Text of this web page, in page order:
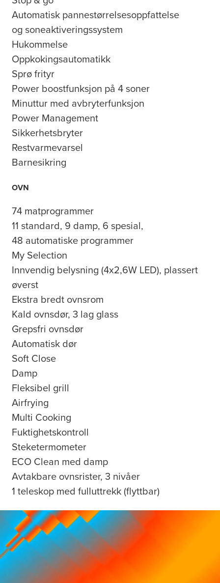
Automatisk pannestørrelsesoppfattelse
og soneaktiveringssystem
Hukommelse
Oppkokingsautomatikk
Sprø frityr
Power boostfunksjon på 4 soner
Minuttur med avbryterfunksjon
Power Management
Sikkerhetsbryter
Restvarmevarsel
Barnesikring
OVN
74 matprogrammer
11 standard, 9 damp, 6 spesial,
48 automatiske programmer
My Selection
Innvendig belysning (4x2,6W LED), plassert
øverst
Ekstra bredt ovnsrom
Kald ovnsdør, 3 lag glass
Grepsfri ovnsdør
Automatisk dør
Soft Close
Damp
Fleksibel grill
Airfrying
Multi Cooking
Fuktighetskontroll
Steketermometer
ECO Clean med damp
Avtakbare ovnsrister, 3 nivåer
1 teleskop med fulluttrekk (flyttbar)